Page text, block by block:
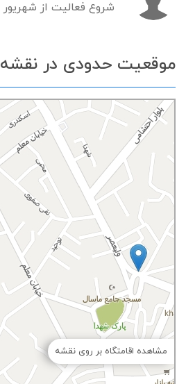
شروع فعالیت از شهریور ۹۹
موقعیت حدودی در نقشه
مشاهده اقامتگاه بر روی نقشه